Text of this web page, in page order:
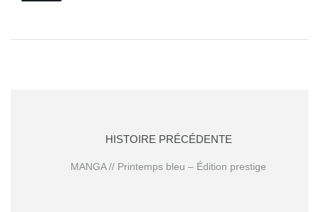
HISTOIRE PRÉCÉDENTE
MANGA // Printemps bleu – Édition prestige